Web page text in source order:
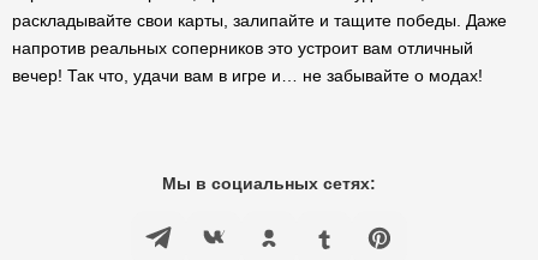
раскладывайте свои карты, залипайте и тащите победы. Даже
напротив реальных соперников это устроит вам отличный
вечер! Так что, удачи вам в игре и… не забывайте о модах!
Мы в социальных сетях: